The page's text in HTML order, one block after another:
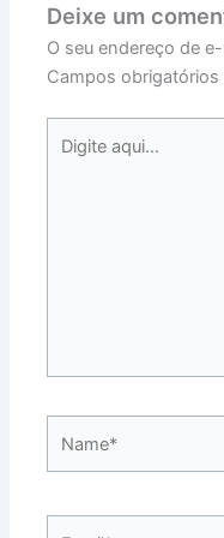
Deixe um
O seu endereço de
Campos
aqui...